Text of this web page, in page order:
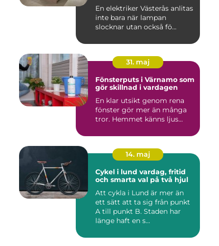
En elektriker Västerås anlitas
inte bara när lampan
slocknar utan också fö...
31. maj
Fönsterputs i Värnamo som
gör skillnad i vardagen
En klar utsikt genom rena
fönster gör mer än många
tror. Hemmet känns ljus...
14. maj
Cykel i lund vardag, fritid
och smarta val på två hjul
Att cykla i Lund är mer än
ett sätt att ta sig från punkt
A till punkt B. Staden har
länge haft en s...